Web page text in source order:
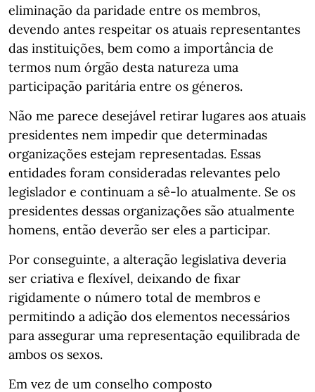
eliminação da paridade entre os membros,
devendo antes respeitar os atuais representantes
das instituições, bem como a importância de
termos num órgão desta natureza uma
participação paritária entre os géneros.
Não me parece desejável retirar lugares aos atuais
presidentes nem impedir que determinadas
organizações estejam representadas. Essas
entidades foram consideradas relevantes pelo
legislador e continuam a sê-lo atualmente. Se os
presidentes dessas organizações são atualmente
homens, então deverão ser eles a participar.
Por conseguinte, a alteração legislativa deveria
ser criativa e flexível, deixando de fixar
rigidamente o número total de membros e
permitindo a adição dos elementos necessários
para assegurar uma representação equilibrada de
ambos os sexos.
Em vez de um conselho composto